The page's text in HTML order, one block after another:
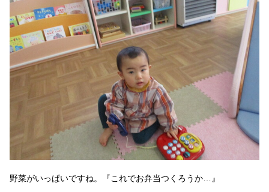
野菜がいっぱいですね。『これでお弁当つくろうか…』